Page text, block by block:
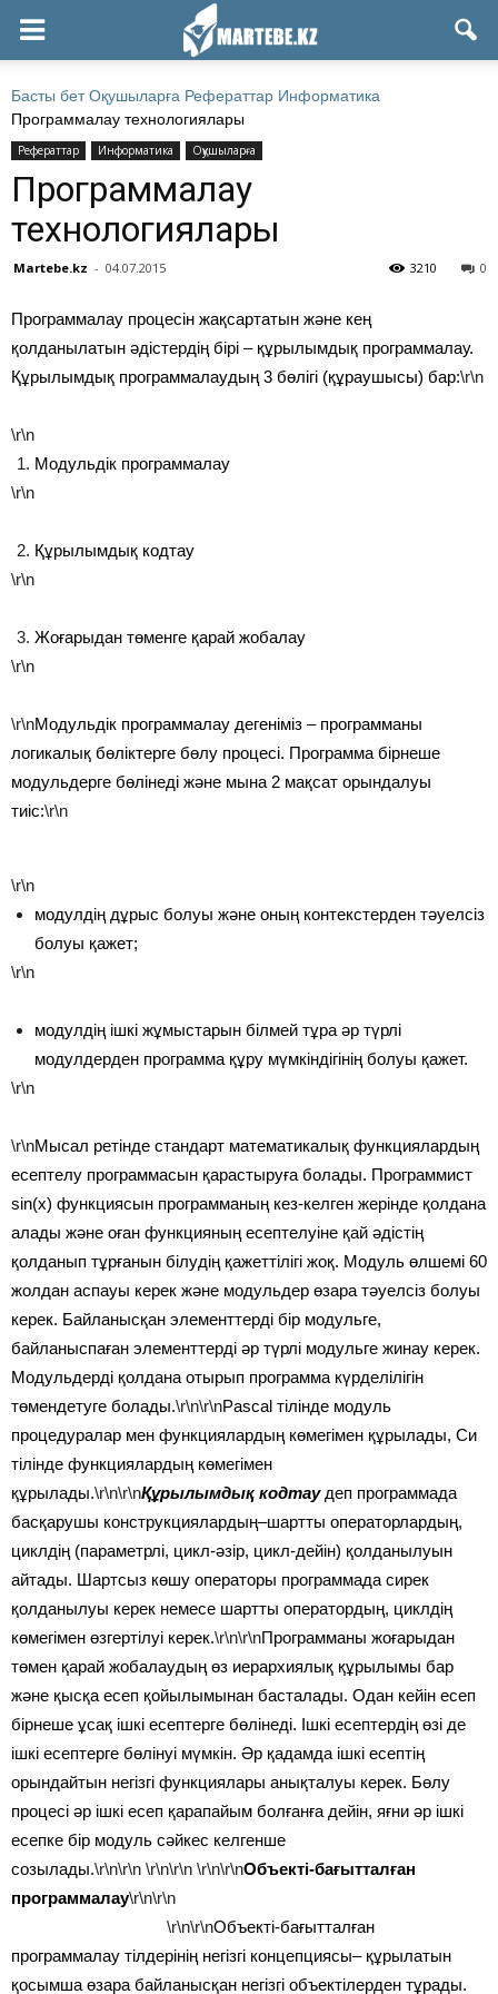
Басты бет Оқушыларға Рефераттар Информатика
Программалау технологиялары
Рефераттар Информатика Оқушыларға
Программалау
технологиялары
Martebe.kz - 04.07.2015 0
3210
Программалау процесін жақсартатын және кең
қолданылатын әдістердің бірі – құрылымдық программалау.
Құрылымдық программалаудың 3 бөлігі (құраушысы) бар:\r\n
\r\n
Модульдік программалау
\r\n
Құрылымдық кодтау
\r\n
Жоғарыдан төменге қарай жобалау
\r\n
\r\nМодульдік программалау дегеніміз – программаны
логикалық бөліктерге бөлу процесі. Программа бірнеше
модульдерге бөлінеді және мына 2 мақсат орындалуы
тиіс:\r\n
\r\n
модулдің дұрыс болуы және оның контекстерден тәуелсіз
болуы қажет;
\r\n
модулдің ішкі жұмыстарын білмей тұра әр түрлі
модулдерден программа құру мүмкіндігінің болуы қажет.
\r\n
\r\nМысал ретінде стандарт математикалық функциялардың
есептелу программасын қарастыруға болады. Программист
sin(x) функциясын программаның кез-келген жерінде қолдана
алады және оған функцияның есептелуіне қай әдістің
қолданып тұрғанын білудің қажеттілігі жоқ. Модуль өлшемі 60
жолдан аспауы керек және модульдер өзара тәуелсіз болуы
керек. Байланысқан элементтерді бір модульге,
байланыспаған элементтерді әр түрлі модульге жинау керек.
Модульдерді қолдана отырып программа күрделілігін
төмендетуге болады.\r\n\r\nPascal тілінде модуль
процедуралар мен функциялардың көмегімен құрылады, Cи
тілінде функциялардың көмегімен
құрылады.\r\n\r\nҚұрылымдық кодтаудеп программада
басқарушы конструкциялардың–шартты операторлардың,
циклдің (параметрлі, цикл-әзір, цикл-дейін) қолданылуын
айтады. Шартсыз көшу операторы программада сирек
қолданылуы керек немесе шартты оператордың, циклдің
көмегімен өзгертілуі керек.\r\n\r\nПрограмманы жоғарыдан
төмен қарай жобалаудың өз иерархиялық құрылымы бар
және қысқа есеп қойылымынан басталады. Одан кейін есеп
бірнеше ұсақ ішкі есептерге бөлінеді. Ішкі есептердің өзі де
ішкі есептерге бөлінуі мүмкін. Әр қадамда ішкі есептің
орындайтын негізгі функциялары анықталуы керек. Бөлу
процесі әр ішкі есеп қарапайым болғанға дейін, яғни әр ішкі
есепке бір модуль сәйкес келгенше
созылады.\r\n\r\n \r\n\r\n \r\n\r\nОбъекті-бағытталған
программалау\r\n\r\n
\r\n\r\nОбъекті-бағытталған
программалау тілдерінің негізгі концепциясы– құрылатын
қосымша өзара байланысқан негізгі объектілерден тұрады.